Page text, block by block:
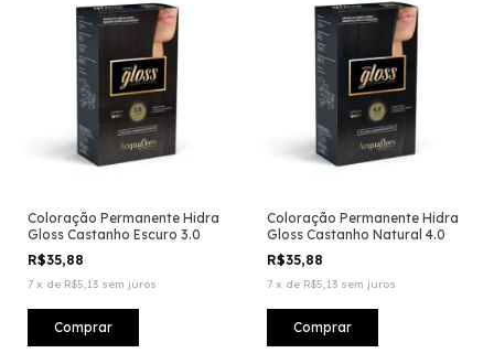
Coloração Permanente Hidra
Gloss Castanho Escuro 3.0
R$35,88
7 x de R$5,13 sem juros
Coloração Permanente Hidra
Gloss Castanho Natural 4.0
R$35,88
7 x de R$5,13 sem juros